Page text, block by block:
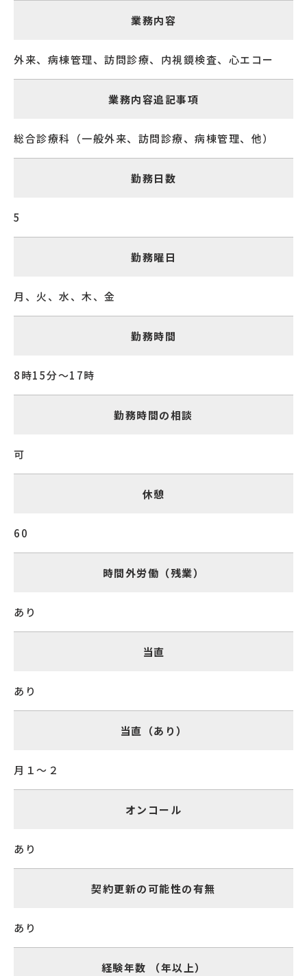
業務内容
外来、病棟管理、訪問診療、内視鏡検査、心エコー
業務内容追記事項
総合診療科（一般外来、訪問診療、病棟管理、他）
勤務日数
5
勤務曜日
月、火、水、木、金
勤務時間
8時15分～17時
勤務時間の相談
可
休憩
60
時間外労働（残業）
あり
当直
あり
当直（あり）
月１～２
オンコール
あり
契約更新の可能性の有無
あり
経験年数 （年以上）